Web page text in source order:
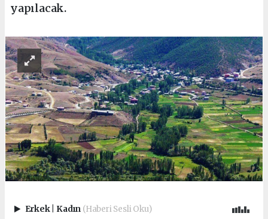
yapılacak.
Erkek Kadın (Haberi Sesli Oku)